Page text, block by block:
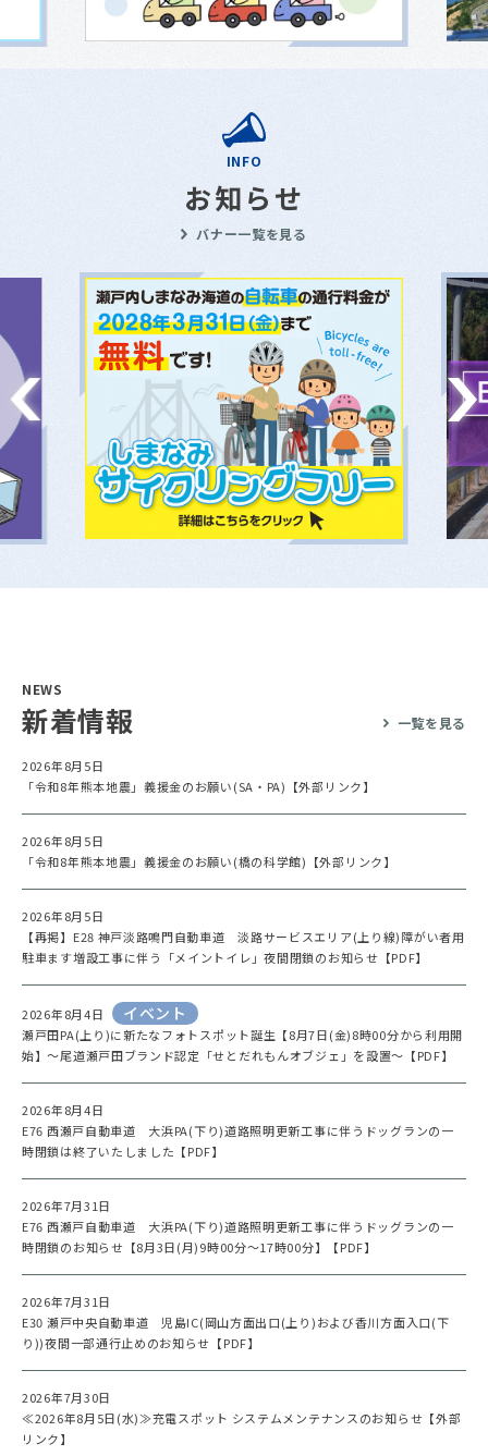
INFO
お知らせ
バナー一覧を見る
NEWS
新着情報 一覧を見る
2026年8月5日
「令和8年熊本地震」義援金のお願い(SA・PA)【外部リンク】
2026年8月5日
「令和8年熊本地震」義援金のお願い(橋の科学館)【外部リンク】
2026年8月5日
【再掲】E28 神戸淡路鳴門自動車道 淡路サービスエリア(上り線)障がい者用
駐車ます増設工事に伴う「メイントイレ」夜間閉鎖のお知らせ【PDF】
2026年8月4日 イベント
瀬戸田PA(上り)に新たなフォトスポット誕生【8月7日(金)8時00分から利用開
始】～尾道瀬戸田ブランド認定「せとだれもんオブジェ」を設置～【PDF】
2026年8月4日
E76 西瀬戸自動車道 大浜PA(下り)道路照明更新工事に伴うドッグランの一
時閉鎖は終了いたしました【PDF】
2026年7月31日
E76 西瀬戸自動車道 大浜PA(下り)道路照明更新工事に伴うドッグランの一
時閉鎖のお知らせ【8月3日(月)9時00分～17時00分】【PDF】
2026年7月31日
E30 瀬戸中央自動車道 児島IC(岡山方面出口(上り)および香川方面入口(下
り))夜間一部通行止めのお知らせ【PDF】
2026年7月30日
≪2026年8月5日(水)≫充電スポット システムメンテナンスのお知らせ【外部
リンク】